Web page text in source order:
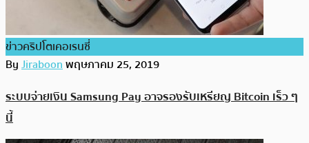
ข่าวคริปโตเคอเรนซี่
ByJiraboonพฤษภาคม 25, 2019
ระบบจ่ายเงิน Samsung Pay อาจรองรับเหรียญ Bitcoin เร็ว ๆ
นี้